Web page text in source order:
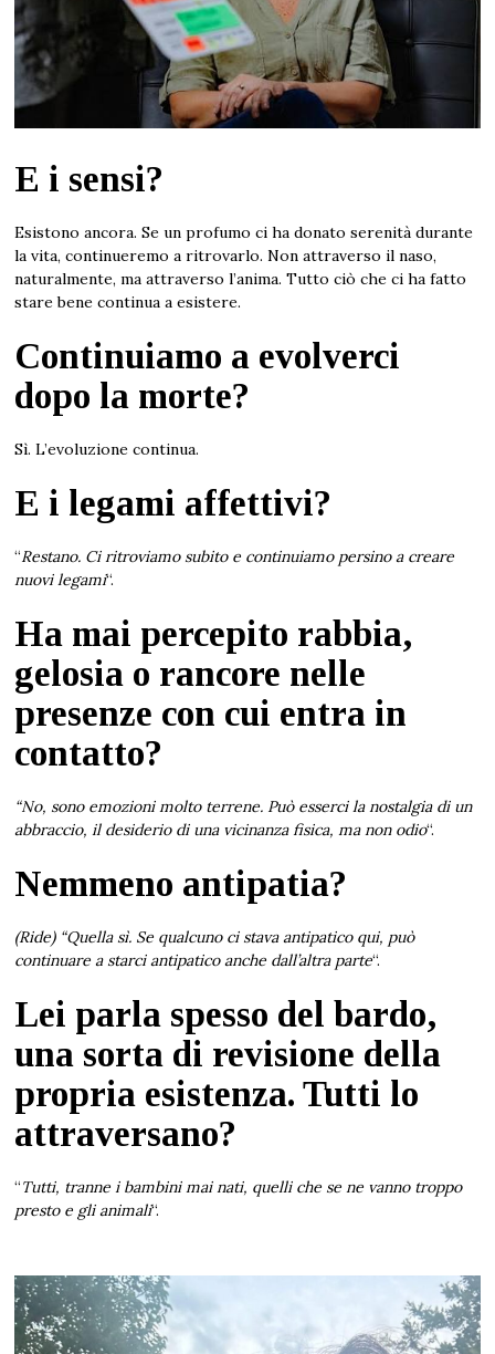
E i sensi?
Esistono ancora. Se un profumo ci ha donato serenità durante
la vita, continueremo a ritrovarlo. Non attraverso il naso,
naturalmente, ma attraverso l’anima. Tutto ciò che ci ha fatto
stare bene continua a esistere.
Continuiamo a evolverci
dopo la morte?
Sì. L’evoluzione continua.
E i legami affettivi?
“Restano. Ci ritroviamo subito e continuiamo persino a creare
nuovi legami“.
Ha mai percepito rabbia,
gelosia o rancore nelle
presenze con cui entra in
contatto?
“No, sono emozioni molto terrene. Può esserci la nostalgia di un
abbraccio, il desiderio di una vicinanza fisica, ma non odio“.
Nemmeno antipatia?
(Ride) “Quella sì. Se qualcuno ci stava antipatico qui, può
continuare a starci antipatico anche dall’altra parte“.
Lei parla spesso del bardo,
una sorta di revisione della
propria esistenza. Tutti lo
attraversano?
“Tutti, tranne i bambini mai nati, quelli che se ne vanno troppo
presto e gli animali“.